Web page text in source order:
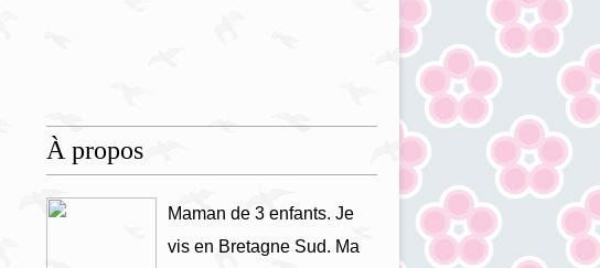
À propos
Maman de 3 enfants. Je
vis en Bretagne Sud. Ma